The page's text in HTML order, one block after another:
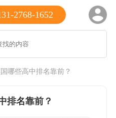
2768-1652
哪些高中排名靠前？
排名靠前？